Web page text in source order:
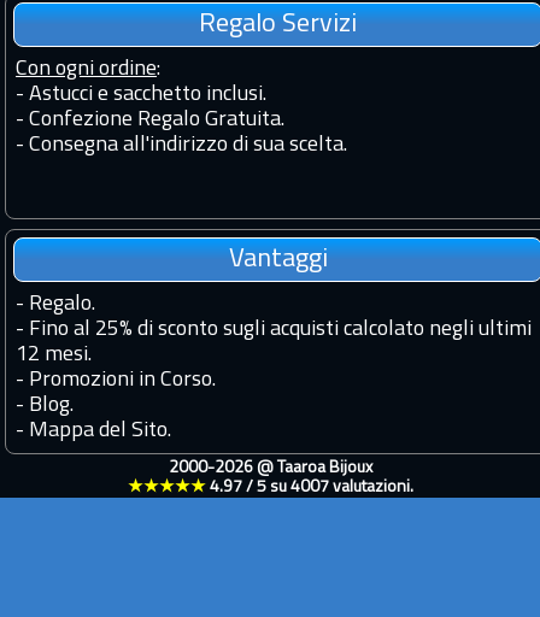
Regalo Servizi
Con ogni ordine:
- Astucci e sacchetto inclusi.
- Confezione Regalo Gratuita.
- Consegna all'indirizzo di sua scelta.
Vantaggi
- Regalo.
- Fino al 25% di sconto sugli acquisti calcolato negli ultimi
12 mesi.
- Promozioni in Corso.
- Blog.
- Mappa del Sito.
2000-2026 @ Taaroa Bijoux
★★★★★ 4.97/ 5su 4007valutazioni.